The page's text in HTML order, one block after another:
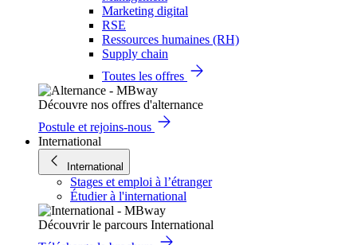
Marketing digital
RSE
Ressources humaines (RH)
Supply chain
Toutes les offres
Découvre nos offres d'alternance
Postule et rejoins-nous
International
International
Stages et emploi à l’étranger
Étudier à l'international
Découvrir le parcours International